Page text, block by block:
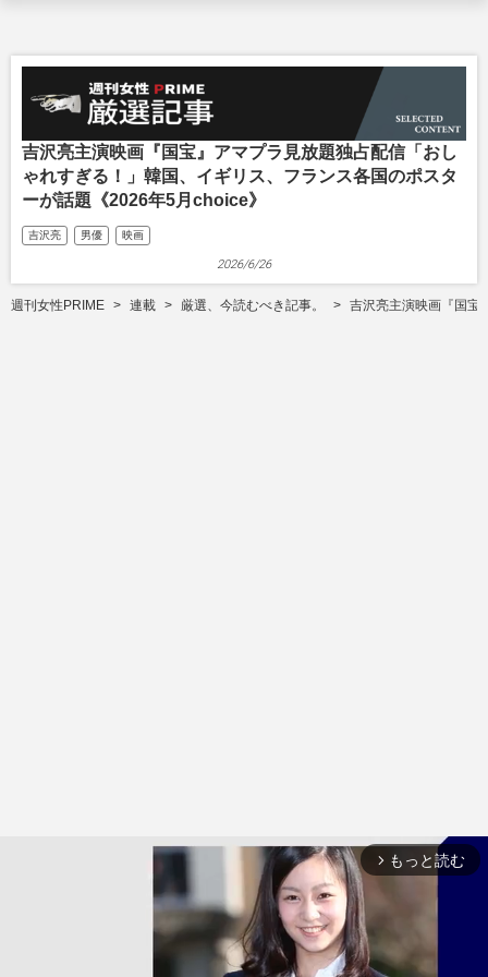
吉沢亮主演映画『国宝』アマプラ見放題独占配信「おし
ゃれすぎる！」韓国、イギリス、フランス各国のポスタ
ーが話題《2026年5月choice》
吉沢亮 男優 映画
2026/6/26
週刊女性PRIME 連載 厳選、今読むべき記事。 吉沢亮主演映画『国宝
arrow_forward_ios もっと読む